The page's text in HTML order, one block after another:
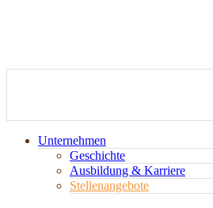
Unternehmen
Geschichte
Ausbildung & Karriere
Stellenangebote